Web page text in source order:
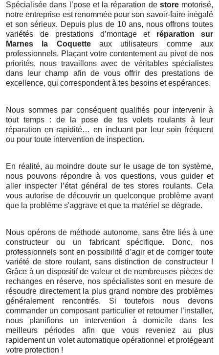
Spécialisée dans l’pose et la réparation de storemotorisé,
notre entreprise est renommée pour son savoir-faire inégalé
et son sérieux. Depuis plus de 10 ans, nous offrons toutes
variétés de prestations d’montage et réparation sur
Marnes la Coquetteaux utilisateurs comme aux
professionnels. Plaçant votre contentement au pivot de nos
priorités, nous travaillons avec de véritables spécialistes
dans leur champ afin de vous offrir des prestations de
excellence, qui correspondent à tes besoins et espérances.
Nous sommes par conséquent qualifiés pour intervenir à
tout temps : de la pose de tes volets roulants à leur
réparation en rapidité… en incluant par leur soin fréquent
ou pour toute intervention de inspection.
En réalité, au moindre doute sur le usage de ton système,
nous pouvons répondre à vos questions, vous guider et
aller inspecter l’état général de tes stores roulants. Cela
vous autorise de découvrir un quelconque problème avant
que la problème s'aggrave et que ta matériel se dégrade.
Nous opérons de méthode autonome, sans être liés à une
constructeur ou un fabricant spécifique. Donc, nos
professionnels sont en possibilité d’agir et de corriger toute
variété de store roulant, sans distinction de constructeur !
Grâce à un dispositif de valeur et de nombreuses pièces de
rechanges en réserve, nos spécialistes sont en mesure de
résoudre directement la plus grand nombre des problèmes
généralement rencontrés. Si toutefois nous devons
commander un composant particulier et retourner l’installer,
nous planifions un intervention à domicile dans les
meilleurs périodes afin que vous reveniez au plus
rapidement un volet automatique opérationnel et protégeant
votre protection !